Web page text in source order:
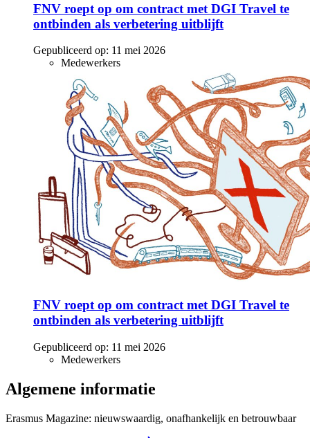
FNV roept op om contract met DGI Travel te
ontbinden als verbetering uitblijft
Gepubliceerd op: 11 mei 2026
Medewerkers
FNV roept op om contract met DGI Travel te
ontbinden als verbetering uitblijft
Gepubliceerd op: 11 mei 2026
Medewerkers
Algemene informatie
Erasmus Magazine: nieuwswaardig, onafhankelijk en betrouwbaar